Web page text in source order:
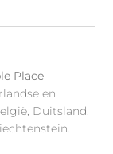
Place
en
Duitsland,